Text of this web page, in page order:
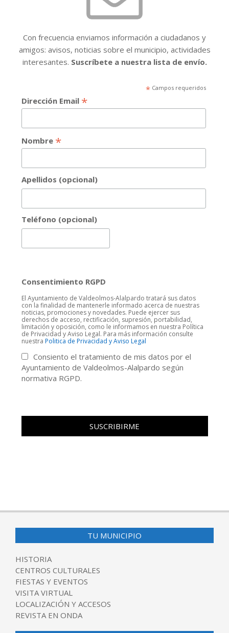
Con frecuencia enviamos información a ciudadanos y
amigos: avisos, noticias sobre el municipio, actividades
interesantes. Suscríbete a nuestra lista de envío.
*Campos requeridos
Dirección Email *
Nombre *
Apellidos (opcional)
Teléfono (opcional)
Consentimiento RGPD
El Ayuntamiento de Valdeolmos-Alalpardo tratará sus datos
con la finalidad de mantenerle informado acerca de nuestras
noticias, promociones y novedades. Puede ejercer sus
derechos de acceso, rectificación, supresión, portabilidad,
limitación y oposición, como le informamos en nuestra Política
de Privacidad y Aviso Legal. Para más información consulte
nuestra Politica de Privacidad y Aviso Legal
Consiento el tratamiento de mis datos por el
Ayuntamiento de Valdeolmos-Alalpardo según
normativa RGPD.
TU MUNICIPIO
HISTORIA
CENTROS CULTURALES
FIESTAS Y EVENTOS
VISITA VIRTUAL
LOCALIZACIÓN Y ACCESOS
REVISTA EN ONDA